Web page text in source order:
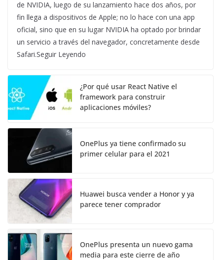
de NVIDIA, luego de su lanzamiento hace dos años, por
fin llega a dispositivos de Apple; no lo hace con una app
oficial, sino que en su lugar NVIDIA ha optado por brindar
un servicio a través del navegador, concretamente desde
Safari.Seguir Leyendo
¿Por qué usar React Native el
framework para construir
aplicaciones móviles?
OnePlus ya tiene confirmado su
primer celular para el 2021
Huawei busca vender a Honor y ya
parece tener comprador
OnePlus presenta un nuevo gama
media para este cierre de año